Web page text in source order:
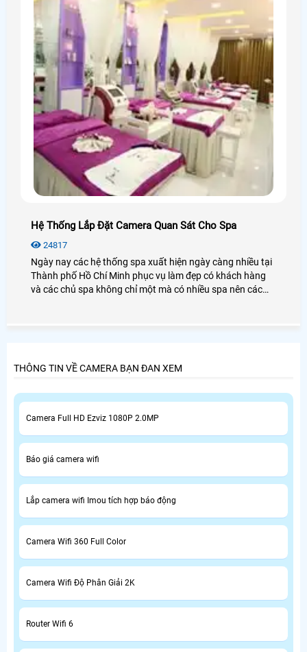
Hệ Thống Lắp Đặt Camera Quan Sát Cho Spa
24817
Ngày nay các hệ thống spa xuất hiện ngày càng nhiều tại
Thành phố Hồ Chí Minh phục vụ làm đẹp có khách hàng
và các chủ spa không chỉ một mà có nhiều spa nên các
THÔNG TIN VỀ CAMERA BẠN ĐAN XEM
Camera Full HD Ezviz 1080P 2.0MP
Báo giá camera wifi
Lắp camera wifi Imou tích hợp báo động
Camera Wifi 360 Full Color
Camera Wifi Độ Phân Giải 2K
Router Wifi 6